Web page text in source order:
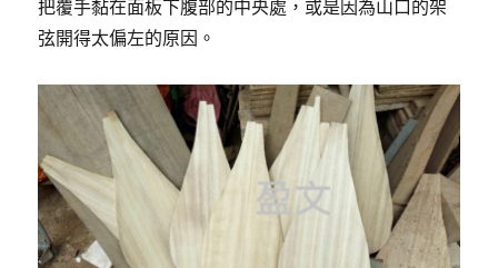
把覆手黏在面板下腹部的中央處，或是因為山口的架
弦開得太偏左的原因。